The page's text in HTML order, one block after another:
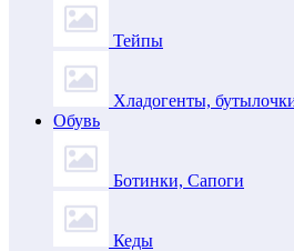
Тейпы
Хладогенты,
Обувь
Ботинки, Сапоги
Кеды